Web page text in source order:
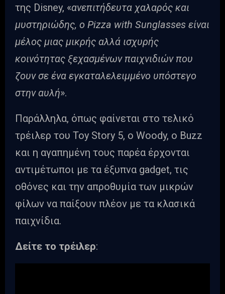
της Disney, «ανεπιτήδευτα χαλαρός και
μυστηριώδης, ο Pizza with Sunglasses είναι
μέλος μιας μικρής αλλά ισχυρής
κοινότητας ξεχασμένων παιχνιδιών που
ζουν σε ένα εγκαταλελειμμένο υπόστεγο
στην αυλή».
Παράλληλα, όπως φαίνεται στο τελικό
τρέιλερ του Toy Story 5, ο Woody, ο Buzz
και η αγαπημένη τους παρέα έρχονται
αντιμέτωποι με τα έξυπνα gadget, τις
οθόνες και την απροθυμία των μικρών
φίλων να παίξουν πλέον με τα κλασικά
παιχνίδια.
Δείτε το τρέιλερ: